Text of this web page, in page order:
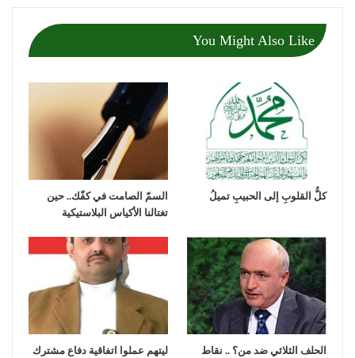
You Might Also Like
كلُّ القلوبِ إلى الحبيبِ تميلُ
السمّ الصامت في كفّك.. حين
تغتالنا الأكياس البلاستيكية
الحلف الثلاثي ضد من؟ .. نقاط
ليتهم عملوا اتفاقية دفاع مشترك